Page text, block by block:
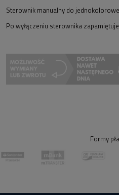
Sterownik manualny do
Po wyłączeniu sterownika
Formy